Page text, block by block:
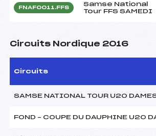
FNAF0011.FFS
Samse National
Tour FFS SAMEDI
Circuits Nordique 2016
Circuits
SAMSE NATIONAL TOUR U20
FOND – COUPE DU DAUPHINE U20